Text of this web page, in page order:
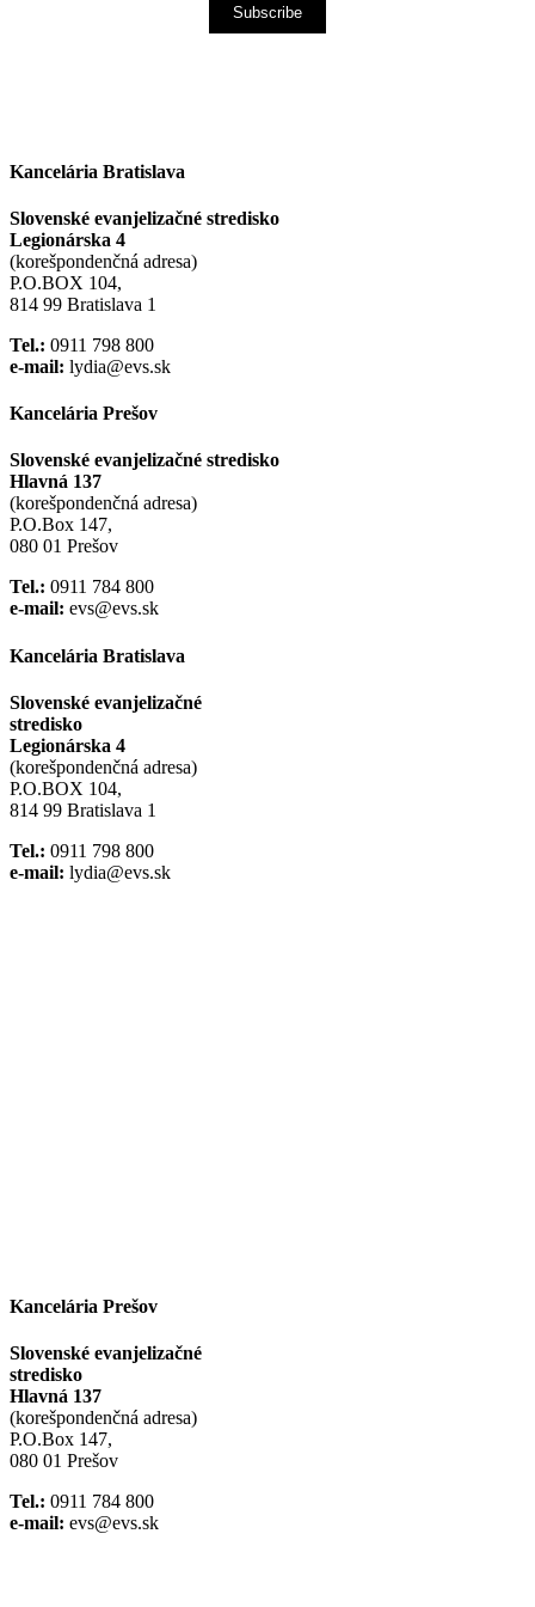
Subscribe
Kancelária Bratislava
Slovenské evanjelizačné stredisko
Legionárska 4
(korešpondenčná adresa)
P.O.BOX 104,
814 99 Bratislava 1
Tel.: 0911 798 800
e-mail: lydia@evs.sk
Kancelária Prešov
Slovenské evanjelizačné stredisko
Hlavná 137
(korešpondenčná adresa)
P.O.Box 147,
080 01 Prešov
Tel.: 0911 784 800
e-mail: evs@evs.sk
Kancelária Bratislava
Slovenské evanjelizačné
stredisko
Legionárska 4
(korešpondenčná adresa)
P.O.BOX 104,
814 99 Bratislava 1
Tel.: 0911 798 800
e-mail: lydia@evs.sk
Kancelária Prešov
Slovenské evanjelizačné
stredisko
Hlavná 137
(korešpondenčná adresa)
P.O.Box 147,
080 01 Prešov
Tel.: 0911 784 800
e-mail: evs@evs.sk